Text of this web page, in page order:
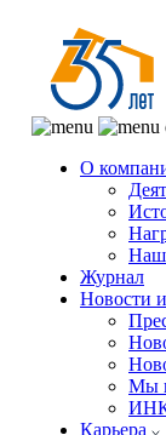
О
Журнал
Новости
Мы
Карьера